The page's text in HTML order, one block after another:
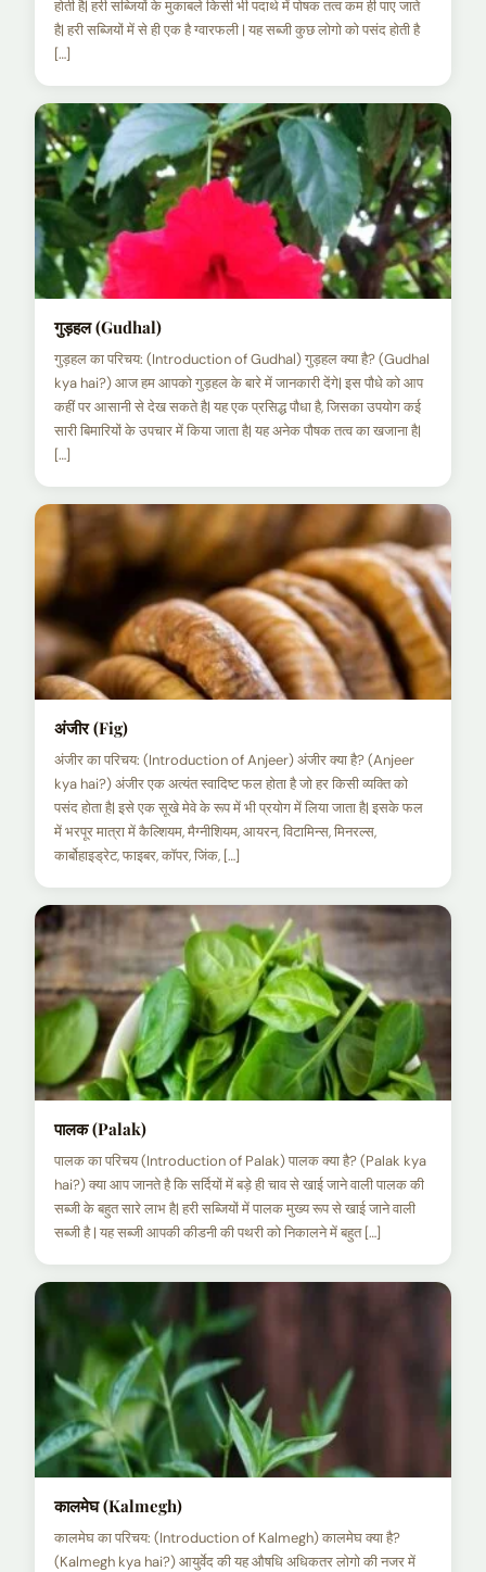
होती है| हरी सब्जियों के मुकाबले किसी भी पदार्थ में पोषक तत्व कम ही पाए जाते
है| हरी सब्जियों में से ही एक है ग्वारफली | यह सब्जी कुछ लोगो को पसंद होती है
[…]
गुड़हल (Gudhal)
गुड़हल का परिचय: (Introduction of Gudhal) गुड़हल क्या है? (Gudhal
kya hai?) आज हम आपको गुड़हल के बारे में जानकारी देंगे| इस पौधे को आप
कहीं पर आसानी से देख सकते है| यह एक प्रसिद्ध पौधा है, जिसका उपयोग कई
सारी बिमारियों के उपचार में किया जाता है| यह अनेक पौषक तत्व का खजाना है|
[…]
अंजीर (Fig)
अंजीर का परिचय: (Introduction of Anjeer) अंजीर क्या है? (Anjeer
kya hai?) अंजीर एक अत्यंत स्वादिष्ट फल होता है जो हर किसी व्यक्ति को
पसंद होता है| इसे एक सूखे मेवे के रूप में भी प्रयोग में लिया जाता है| इसके फल
में भरपूर मात्रा में कैल्शियम, मैग्नीशियम, आयरन, विटामिन्स, मिनरल्स,
कार्बोहाइड्रेट, फाइबर, कॉपर, जिंक, […]
पालक (Palak)
पालक का परिचय (Introduction of Palak) पालक क्या है? (Palak kya
hai?) क्या आप जानते है कि सर्दियों में बड़े ही चाव से खाई जाने वाली पालक की
सब्जी के बहुत सारे लाभ है| हरी सब्जियों में पालक मुख्य रूप से खाई जाने वाली
सब्जी है | यह सब्जी आपकी कीडनी की पथरी को निकालने में बहुत […]
कालमेघ (Kalmegh)
कालमेघ का परिचय: (Introduction of Kalmegh) कालमेघ क्या है?
(Kalmegh kya hai?) आयुर्वेद की यह औषधि अधिकतर लोगो की नजर में